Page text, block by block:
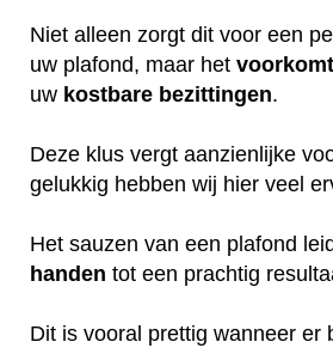
Niet alleen zorgt dit voor een
uw plafond, maar het voorkomt
uw kostbare bezittingen.
Deze klus vergt aanzienlijke
gelukkig hebben wij hier veel
Het sauzen van een plafond
handen tot een prachtig
Dit is vooral prettig wanneer er